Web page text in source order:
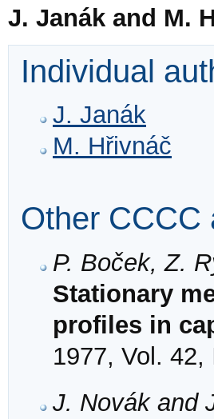
J. Janák and M.
Individual
J. Janák
M. Hřivnáč
Other CCCC
P. Boček, Z.
Stationary
profiles in
1977, Vol.
J. Novák and